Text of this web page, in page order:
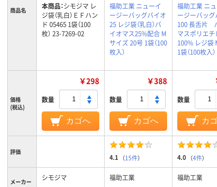
商品名 本商品：シモジマ レ
ジ袋（乳白）ＥＦハン
ド 05465 1袋（100
枚） 23-7269-02
福助工業 ニューイ
ージーバッグバイオ
25 レジ袋（乳白）バ
イオマス25%配合 M
サイズ 20号 1袋（100
枚入）
福助工業 ニ
ージーバッ
100 長舌片
マスポリエチ
100% レジ袋
1袋（100枚入）
価格
(税込)
￥298
数量
カゴへ
￥388
数量
カゴへ
数量
カ
評価
4.1 （15件） 4.0 （4件）
メーカー シモジマ 福助工業 福助工業